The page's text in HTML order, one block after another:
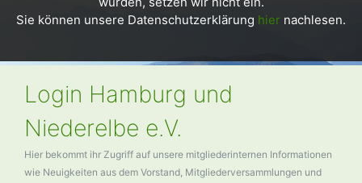
Login Hamburg und
Niederelbe e.V.
Hier bekommt ihr Zugriff auf unsere mitgliederinternen Informationen
wie Neuigkeiten aus dem Vorstand, Mitgliederversammlungen und
Sie können unsere Datenschutzerklärung hier nachlesen.